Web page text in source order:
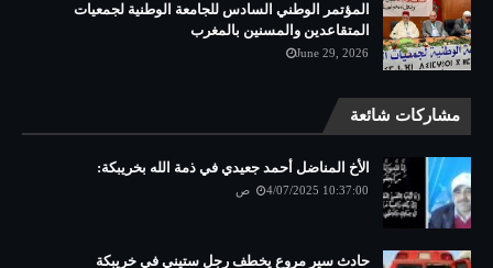
المؤتمر الوطني السادس للجامعة الوطنية لجمعيات
المتقاعدين والمسنين بالمغرب
June 29, 2026
مشاركات شائعة
الأخ المناضل أحمد جعيدي في ذمة الله بخريبكة:
4/07/2025 10:37:00 ص
حادث سير مروع يخطف رجل ستيني في خريبكة